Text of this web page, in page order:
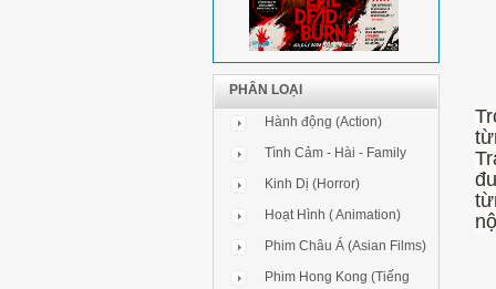
PHÂN LOẠI
Hành động (Action)
Tình Cảm - Hài - Family
Kinh Dị (Horror)
Hoạt Hình ( Animation)
Phim Châu Á (Asian Films)
Phim Hong Kong (Tiếng